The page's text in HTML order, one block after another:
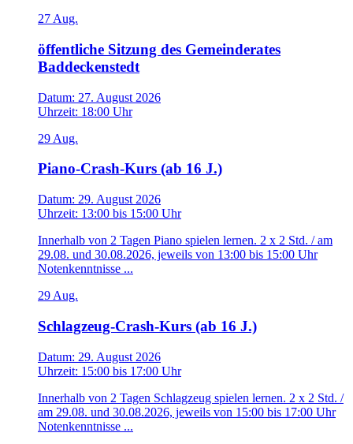
27 Aug.
öffentliche Sitzung des Gemeinderates
Baddeckenstedt
Datum: 27. August 2026
Uhrzeit: 18:00 Uhr
29 Aug.
Piano-Crash-Kurs (ab 16 J.)
Datum: 29. August 2026
Uhrzeit: 13:00 bis 15:00 Uhr
Innerhalb von 2 Tagen Piano spielen lernen. 2 x 2 Std. / am
29.08. und 30.08.2026, jeweils von 13:00 bis 15:00 Uhr
Notenkenntnisse ...
29 Aug.
Schlagzeug-Crash-Kurs (ab 16 J.)
Datum: 29. August 2026
Uhrzeit: 15:00 bis 17:00 Uhr
Innerhalb von 2 Tagen Schlagzeug spielen lernen. 2 x 2 Std. /
am 29.08. und 30.08.2026, jeweils von 15:00 bis 17:00 Uhr
Notenkenntnisse ...